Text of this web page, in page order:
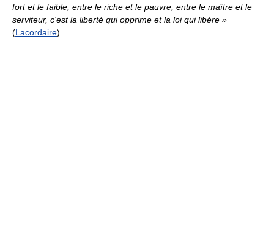
fort et le faible, entre le riche et le pauvre, entre le maître et le
serviteur, c'est la liberté qui opprime et la loi qui libère »
(Lacordaire).